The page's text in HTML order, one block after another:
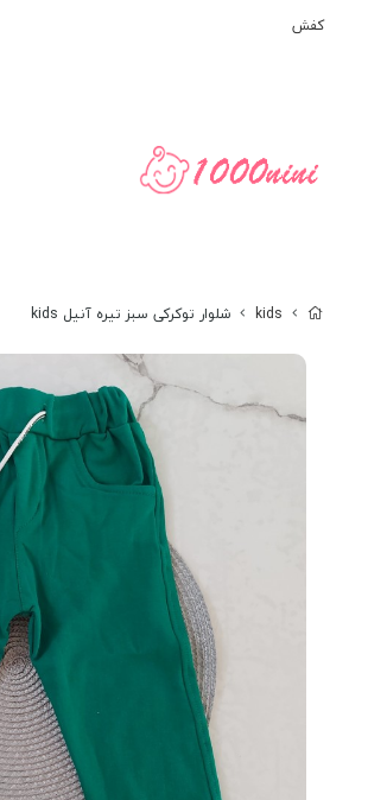
کفش
kids شلوار توکرکی سبز تیره آنیل kids